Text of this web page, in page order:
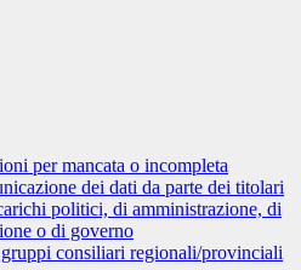
per mancata o incompleta
dei dati da parte dei titolari
politici, di amministrazione, di
o di governo
consiliari regionali/provinciali